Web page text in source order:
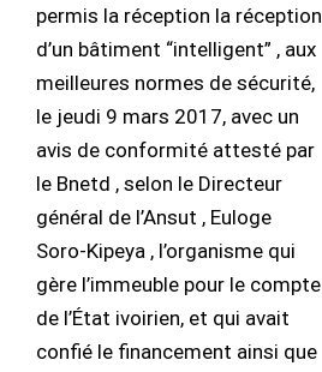
permis la réception la réception
d’un bâtiment “intelligent” , aux
meilleures normes de sécurité,
le jeudi 9 mars 2017, avec un
avis de conformité attesté par
le Bnetd , selon le Directeur
général de l’Ansut , Euloge
Soro-Kipeya , l’organisme qui
gère l’immeuble pour le compte
de l’État ivoirien, et qui avait
confié le financement ainsi que